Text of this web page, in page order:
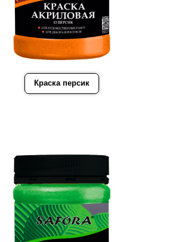
Краска персик